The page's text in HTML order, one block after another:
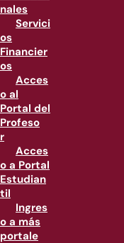
nales
Servici
os
Financier
os
Acces
o al
Portal del
Profeso
r
Acces
o a Portal
Estudian
til
Ingres
o a más
portale